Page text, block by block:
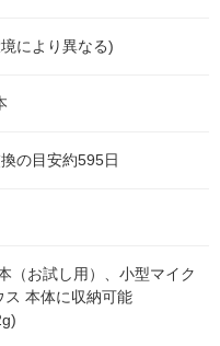
により異なる)
の目安約595日
（お試し用）、小型マイク
ス 本体に収納可能